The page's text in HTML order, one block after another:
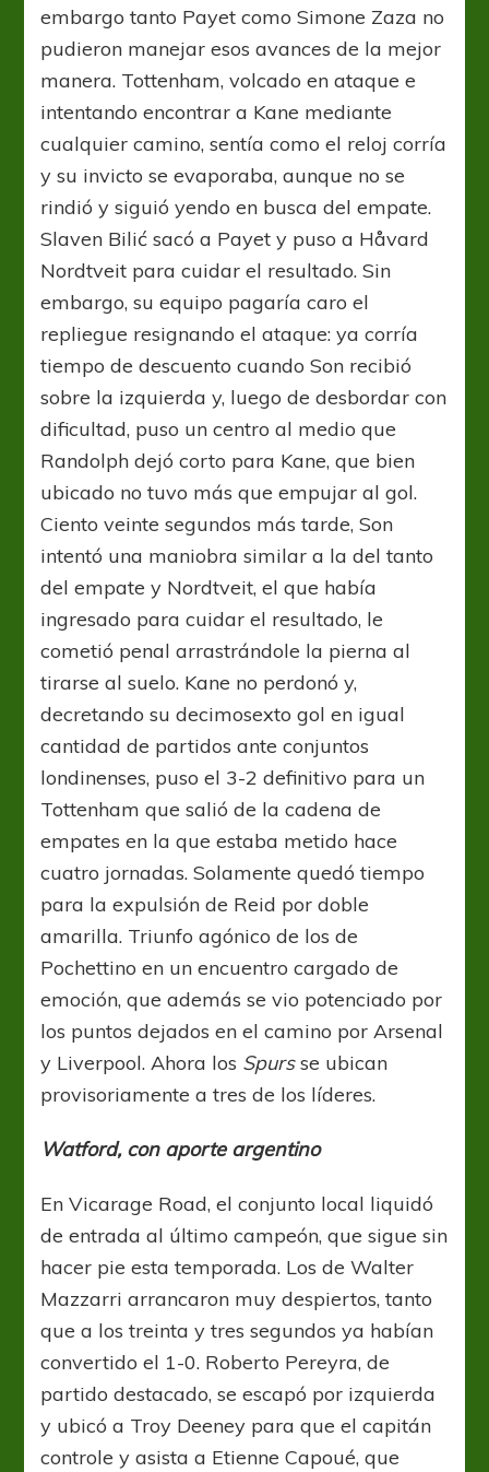
embargo tanto Payet como Simone Zaza no
pudieron manejar esos avances de la mejor
manera. Tottenham, volcado en ataque e
intentando encontrar a Kane mediante
cualquier camino, sentía como el reloj corría
y su invicto se evaporaba, aunque no se
rindió y siguió yendo en busca del empate.
Slaven Bilić sacó a Payet y puso a Håvard
Nordtveit para cuidar el resultado. Sin
embargo, su equipo pagaría caro el
repliegue resignando el ataque: ya corría
tiempo de descuento cuando Son recibió
sobre la izquierda y, luego de desbordar con
dificultad, puso un centro al medio que
Randolph dejó corto para Kane, que bien
ubicado no tuvo más que empujar al gol.
Ciento veinte segundos más tarde, Son
intentó una maniobra similar a la del tanto
del empate y Nordtveit, el que había
ingresado para cuidar el resultado, le
cometió penal arrastrándole la pierna al
tirarse al suelo. Kane no perdonó y,
decretando su decimosexto gol en igual
cantidad de partidos ante conjuntos
londinenses, puso el 3-2 definitivo para un
Tottenham que salió de la cadena de
empates en la que estaba metido hace
cuatro jornadas. Solamente quedó tiempo
para la expulsión de Reid por doble
amarilla. Triunfo agónico de los de
Pochettino en un encuentro cargado de
emoción, que además se vio potenciado por
los puntos dejados en el camino por Arsenal
y Liverpool. Ahora los Spursse ubican
provisoriamente a tres de los líderes.
Watford, con aporte argentino
En Vicarage Road, el conjunto local liquidó
de entrada al último campeón, que sigue sin
hacer pie esta temporada. Los de Walter
Mazzarri arrancaron muy despiertos, tanto
que a los treinta y tres segundos ya habían
convertido el 1-0. Roberto Pereyra, de
partido destacado, se escapó por izquierda
y ubicó a Troy Deeney para que el capitán
controle y asista a Etienne Capoué, que